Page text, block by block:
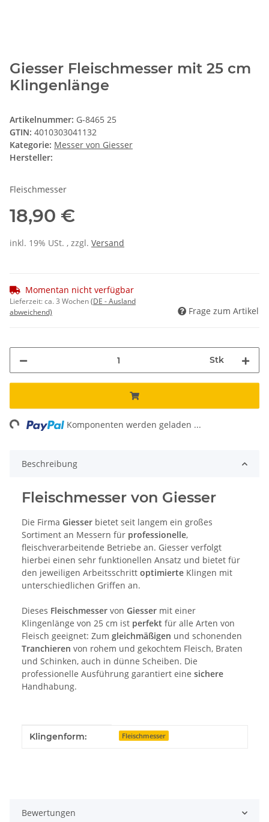
Giesser Fleischmesser mit 25 cm
Klingenlänge
Artikelnummer: G-8465 25
GTIN: 4010303041132
Kategorie: Messer von Giesser
Hersteller:
Fleischmesser
18,90 €
inkl. 19% USt. , zzgl. Versand
Momentan nicht verfügbar
Lieferzeit:ca. 3 Wochen(DE - Ausland
abweichend)
Frage zum Artikel
Stk
Komponenten werden geladen ...
Beschreibung
Fleischmesser von Giesser
Die Firma Giesser bietet seit langem ein großes
Sortiment an Messern für professionelle,
fleischverarbeitende Betriebe an. Giesser verfolgt
hierbei einen sehr funktionellen Ansatz und bietet für
den jeweiligen Arbeitsschritt optimierte Klingen mit
unterschiedlichen Griffen an.
Dieses Fleischmesser von Giesser mit einer
Klingenlänge von 25 cm ist perfekt für alle Arten von
Fleisch geeignet: Zum gleichmäßigen und schonenden
Tranchieren von rohem und gekochtem Fleisch, Braten
und Schinken, auch in dünne Scheiben. Die
professionelle Ausführung garantiert eine sichere
Handhabung.
Produkteigenschaft
Wert
Klingenform: Fleischmesser
Bewertungen